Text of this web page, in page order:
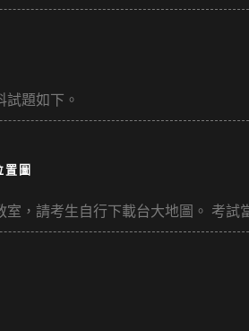
題如下。
圖
，請考生自行下載台大地圖。 考試